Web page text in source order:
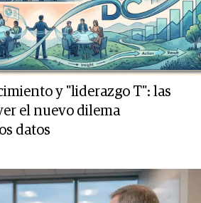
y "liderazgo T": las
el nuevo dilema
datos